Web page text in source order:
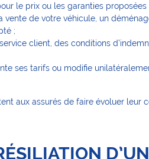
le prix ou les garanties proposées
vente de votre véhicule, un
;
client, des conditions
ses tarifs ou modifie
aux assurés de faire évoluer leur